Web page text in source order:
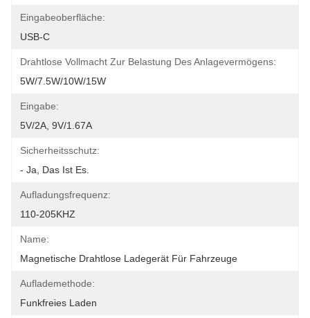
Eingabeoberfläche:
USB-C
Drahtlose Vollmacht Zur Belastung Des Anlagevermögens:
5W/7.5W/10W/15W
Eingabe:
5V/2A, 9V/1.67A
Sicherheitsschutz:
- Ja, Das Ist Es.
Aufladungsfrequenz:
110-205KHZ
Name:
Magnetische Drahtlose Ladegerät Für Fahrzeuge
Auflademethode:
Funkfreies Laden